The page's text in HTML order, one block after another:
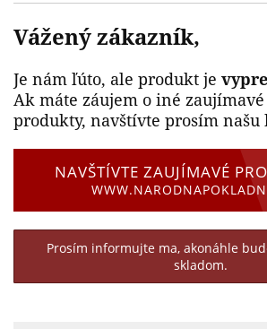
Vážený zákazník,
Je nám ľúto, ale produkt je
Ak máte záujem o iné
produkty, navštívte prosím
NAVŠTÍVTE ZAUJÍMAVÉ
Prosím informujte ma, akonáhle
skladom.